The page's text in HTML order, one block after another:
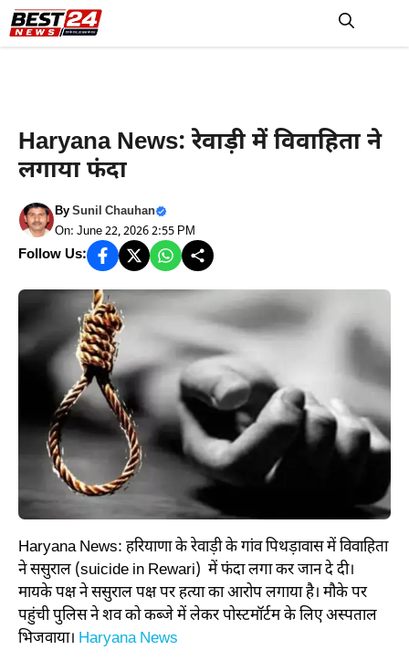
Skip
to
Haryana News: रेवाड़ी में विवाहिता ने
लगाया फंदा
BySunil Chauhan
On: June 22, 2026 2:55 PM
Follow Us:
Haryana News: हरियाणा के रेवाड़ी के गांव पिथड़ावास में विवाहिता
ने ससुराल (suicide in Rewari) में फंदा लगा कर जान दे दी।
मायके पक्ष ने ससुराल पक्ष पर हत्या का आरोप लगाया है। मौके पर
पहुंची पुलिस ने शव को कब्जे में लेकर पोस्टमॉर्टम के लिए अस्पताल
भिजवाया। Haryana News